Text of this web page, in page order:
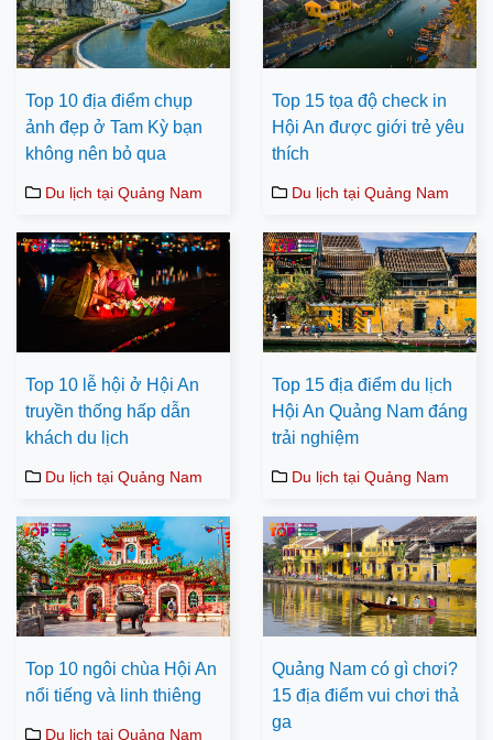
Top 10 địa điểm chụp
ảnh đẹp ở Tam Kỳ bạn
không nên bỏ qua
Du lịch tại Quảng Nam
Top 15 tọa độ check in
Hội An được giới trẻ yêu
thích
Du lịch tại Quảng Nam
Top 10 lễ hội ở Hội An
truyền thống hấp dẫn
khách du lịch
Du lịch tại Quảng Nam
Top 15 địa điểm du lịch
Hội An Quảng Nam đáng
trải nghiệm
Du lịch tại Quảng Nam
Top 10 ngôi chùa Hội An
nổi tiếng và linh thiêng
Du lịch tại Quảng Nam
Quảng Nam có gì chơi?
15 địa điểm vui chơi thả
ga